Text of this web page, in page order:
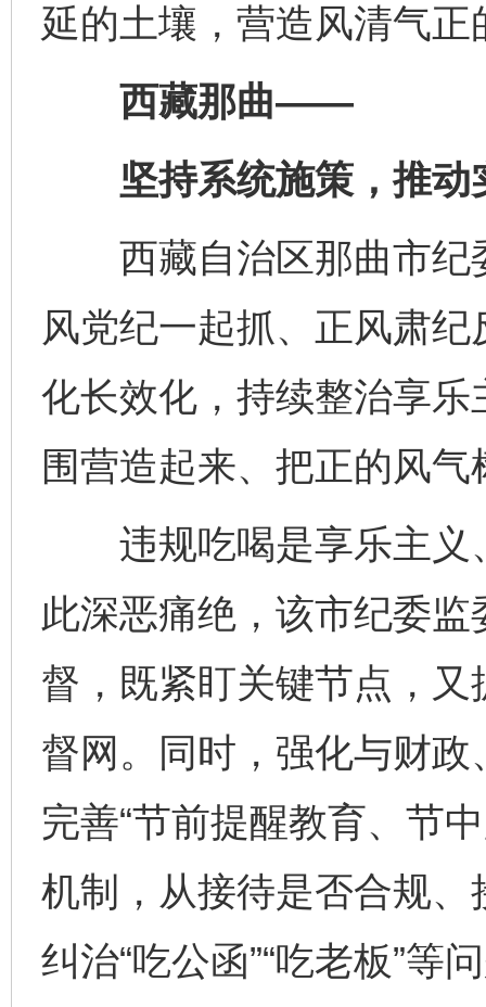
延的土壤，营造风清气
西藏那曲——
坚持系统施策，推动
西藏自治区那曲市纪
风党纪一起抓、正风肃
化长效化，持续整治享
围营造起来、把正的风气
违规吃喝是享乐主义
此深恶痛绝，该市纪委
督，既紧盯关键节点，
督网。同时，强化与财
完善“节前提醒教育、节
机制，从接待是否合规
纠治“吃公函”“吃老板”等